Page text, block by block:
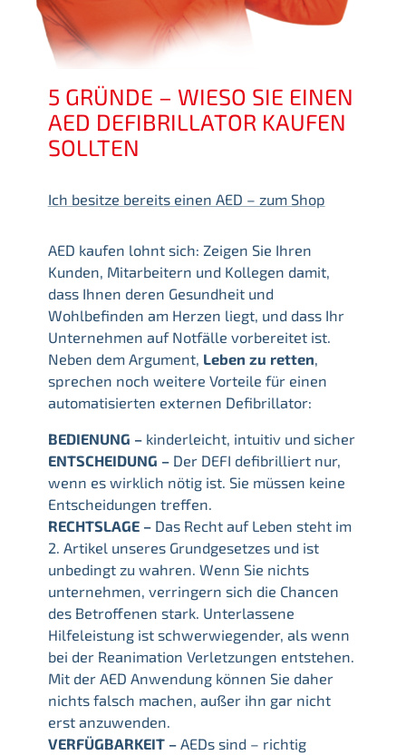
5 GRÜNDE – WIESO SIE EINEN
AED DEFIBRILLATOR KAUFEN
SOLLTEN
Ich besitze bereits einen AED – zum Shop
AED kaufen lohnt sich: Zeigen Sie Ihren
Kunden, Mitarbeitern und Kollegen damit,
dass Ihnen deren Gesundheit und
Wohlbefinden am Herzen liegt, und dass Ihr
Unternehmen auf Notfälle vorbereitet ist.
Neben dem Argument, Leben zu retten
sprechen noch weitere Vorteile für einen
automatisierten externen Defibrillator:
BEDIENUNG –kinderleicht, intuitiv und sicher
ENTSCHEIDUNG – Der DEFI defibrilliert nur,
wenn es wirklich nötig ist. Sie müssen keine
Entscheidungen treffen.
RECHTSLAGE – Das Recht auf Leben steht im
2. Artikel unseres Grundgesetzes und ist
unbedingt zu wahren. Wenn Sie nichts
unternehmen, verringern sich die Chancen
des Betroffenen stark. Unterlassene
Hilfeleistung ist schwerwiegender, als wenn
bei der Reanimation Verletzungen entstehen.
Mit der AED Anwendung können Sie daher
nichts falsch machen, außer ihn gar nicht
erst anzuwenden.
VERFÜGBARKEIT – AEDs sind – richtig